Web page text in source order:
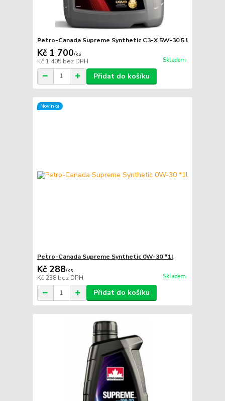
Petro-Canada Supreme Synthetic C3-X 5W-30 5 l
Kč 1 700/ks
Kč 1 405 bez DPH Skladem
Přidat do košíku
Novinka
Petro-Canada Supreme Synthetic 0W-30 *1l
Kč 288/ks
Kč 238 bez DPH Skladem
Přidat do košíku